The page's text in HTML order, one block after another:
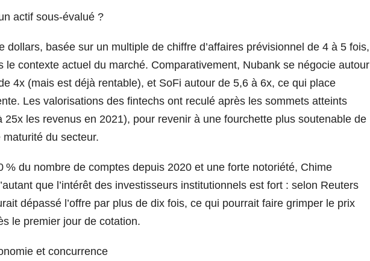
actif sous-évalué ?
dollars, basée sur un multiple de chiffre d’affaires prévisionnel de 4 à 5 fois,
le contexte actuel du marché. Comparativement, Nubank se négocie autour
4x (mais est déjà rentable), et SoFi autour de 5,6 à 6x, ce qui place
Les valorisations des fintechs ont reculé après les sommets atteints
25x les revenus en 2021), pour revenir à une fourchette plus soutenable de
maturité du secteur.
% du nombre de comptes depuis 2020 et une forte notoriété, Chime
que l’intérêt des investisseurs institutionnels est fort : selon Reuters
dépassé l’offre par plus de dix fois, ce qui pourrait faire grimper le prix
le premier jour de cotation.
et concurrence